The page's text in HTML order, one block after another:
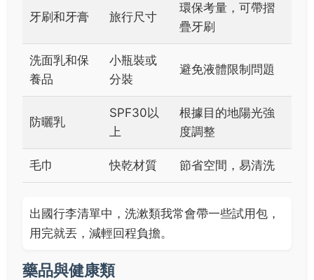
牙刷和牙膏 旅行尺寸
環保考量，可帶摺
疊牙刷
洗面乳和保
養品
小瓶裝或
分裝
避免液體限制問題
防曬乳
SPF30以
上
根據目的地陽光強
度調整
毛巾 快乾材質 節省空間，易清洗
出國行李清單中，洗漱類我常會帶一些試用包，
用完就丟，減輕回程負擔。
藥品與健康類